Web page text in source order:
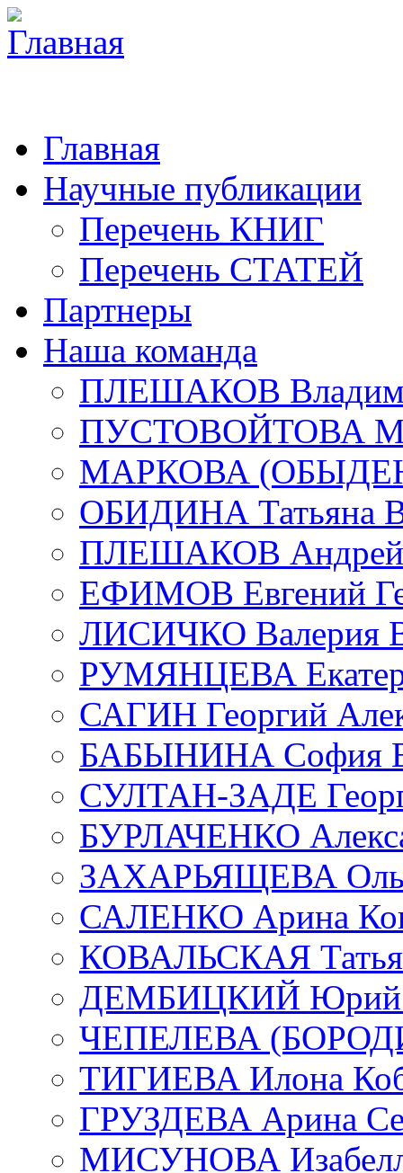
Главная
Научные публикации
Перечень КНИГ
Перечень СТАТЕЙ
Партнеры
Наша команда
ПЛЕШАКОВ
ПУСТОВОЙТОВА
МАРКОВА
ОБИДИНА Татьяна
ПЛЕШАКОВ Андрей
ЕФИМОВ Евгений
ЛИСИЧКО Валерия
РУМЯНЦЕВА
САГИН Георгий
БАБЫНИНА София
СУЛТАН-ЗАДЕ
БУРЛАЧЕНКО
ЗАХАРЬЯЩЕВА
САЛЕНКО Арина
КОВАЛЬСКАЯ
ДЕМБИЦКИЙ Юрий
ЧЕПЕЛЕВА
ТИГИЕВА Илона
ГРУЗДЕВА Арина
МИСУНОВА